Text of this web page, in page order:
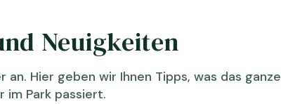
Neuigkeiten
Hier geben wir Ihnen Tipps, was das ganze
im Park passiert.